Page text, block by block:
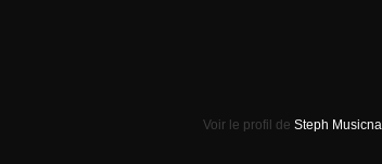
Voir le profil de Steph